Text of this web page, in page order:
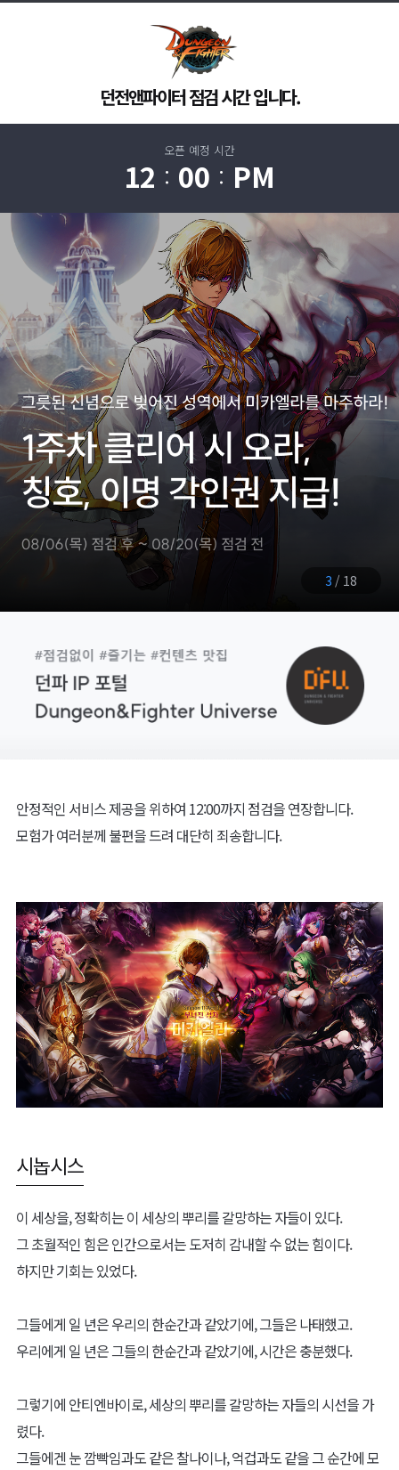
던전앤파이터 점검 시간 입니다.
오픈 예정 시간
12 00 PM
4 / 18
안정적인 서비스 제공을 위하여 12:00까지 점검을 연장합니다.
모험가 여러분께 불편을 드려 대단히 죄송합니다.
시놉시스
이 세상을, 정확히는 이 세상의 뿌리를 갈망하는 자들이 있다.
그 초월적인 힘은 인간으로서는 도저히 감내할 수 없는 힘이다.
하지만 기회는 있었다.
그들에게 일 년은 우리의 한순간과 같았기에, 그들은 나태했고.
우리에게 일 년은 그들의 한순간과 같았기에, 시간은 충분했다.
그렇기에 안티엔바이로, 세상의 뿌리를 갈망하는 자들의 시선을 가
렸다.
그들에겐 눈 깜빡임과도 같은 찰나이나, 억겁과도 같을 그 순간에 모